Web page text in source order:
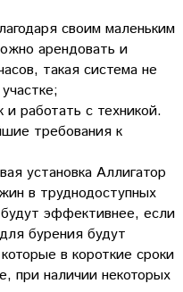
своим маленьким
арендовать и
такая система не
и работать с техникой.
требования к
установка Аллигатор
в труднодоступных
эффективнее, если
бурения будут
в короткие сроки
при наличии некоторых